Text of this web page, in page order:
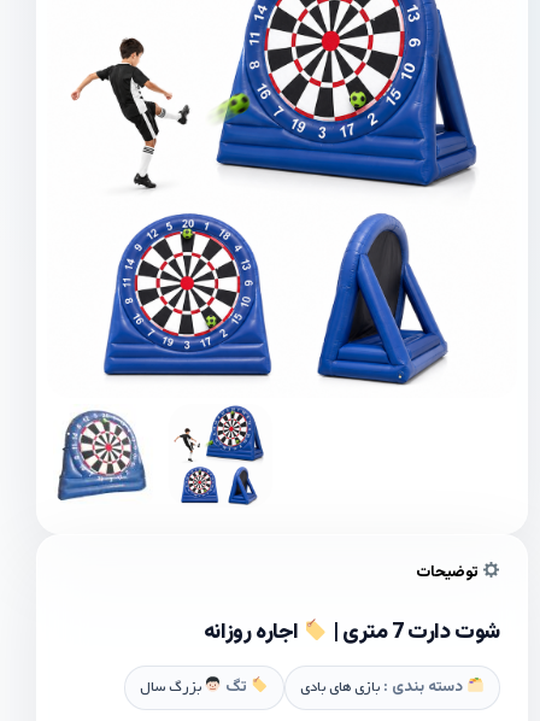
توضیحات
شوت دارت 7 متری | اجاره روزانه
دسته بندی : بازی های بادی تگ بزرگ سال